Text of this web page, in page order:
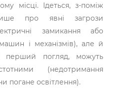
місці. Ідеться, з-поміж
про явні загрози
замикання або
і механізмів), але й
погляд, можуть
(недотримання
погане освітлення).